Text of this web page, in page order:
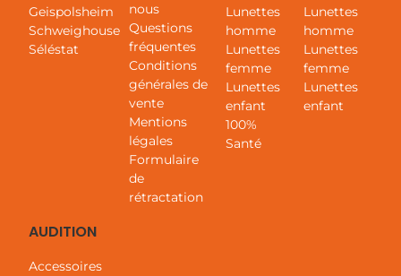
Geispolsheim
Schweighouse
Séléstat
nous
Questions
fréquentes
Conditions
générales de
vente
Mentions
légales
Formulaire
de
rétractation
Lunettes
homme
Lunettes
femme
Lunettes
enfant
100%
Santé
Lunettes
homme
Lunettes
femme
Lunettes
enfant
AUDITION
Accessoires